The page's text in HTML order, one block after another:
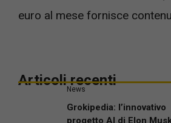
euro al mese fornisce
Articoli recenti
News
Grokipedia: l’innovativo
progetto AI di Elon